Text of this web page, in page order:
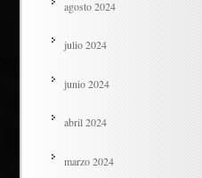
agosto 2024
julio 2024
junio 2024
abril 2024
marzo 2024